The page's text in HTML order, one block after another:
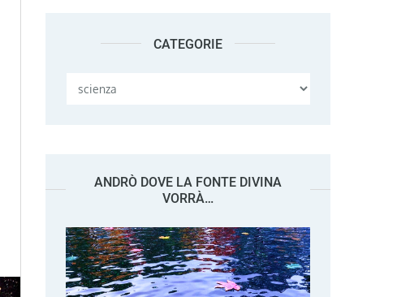
CATEGORIE
Categorie
ANDRÒ DOVE LA FONTE DIVINA
VORRÀ…